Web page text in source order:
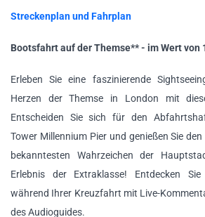
Streckenplan und Fahrplan
Bootsfahrt auf der Themse** - im Wert von
Erleben Sie eine faszinierende
Herzen der Themse in London mit
Entscheiden Sie sich für den
Tower Millennium Pier und genießen Sie
bekanntesten Wahrzeichen der
Erlebnis der Extraklasse! Entdecken
während Ihrer Kreuzfahrt mit Live-
des Audioguides.